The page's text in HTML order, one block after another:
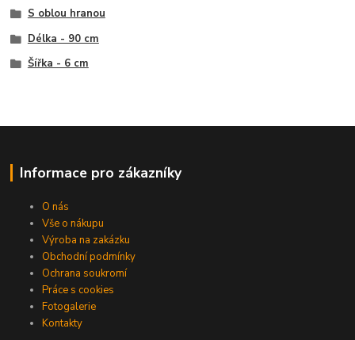
S oblou hranou
Délka - 90 cm
Šířka - 6 cm
Informace pro zákazníky
O nás
Vše o nákupu
Výroba na zakázku
Obchodní podmínky
Ochrana soukromí
Práce s cookies
Fotogalerie
Kontakty